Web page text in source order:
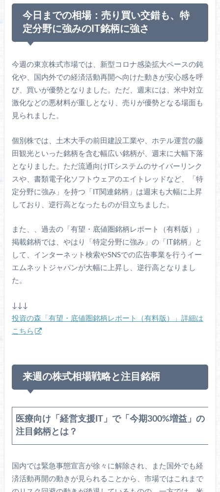
今日までの相場：売り買い交錯も、特
定分野に強みのIT銘柄に強さ
今週の東京株式市場では、新型コロナ感染拡大ペースの鈍
化や、国内外での経済活動再開へ向けた動きが安心感を呼
び、買いが優勢となりました。ただ、週末には、米中対立
激化などの悪材料が重しとなり、売りが優勢となる場面も
見られました。
個別株では、土木大手の前田建設工業や、ホテル運営の藤
田観光といった銘柄を含む幅広い銘柄が、週末に大幅下落
となりました。ただ流通向けITシステムのサイバーリンク
スや、書類電子化ソフトウェアのエイトレッドなど、「特
定分野に強み」を持つ「IT関連銘柄」は週末も大幅に上昇
しており、逆行高となったものが目立ちました。
また、、過去の「有望・底値圏銘柄レポート（有料版）」
掲載銘柄では、やはり「特定分野に強み」の「IT銘柄」と
して、インターネット検索やSNSでの広告事業を行うイー
エムネットジャパンが大幅に上昇し、逆行高となりまし
た。
↓↓↓
投資の森「有望・底値圏銘柄レポート（有料版）」詳細は
こちら
来週の株式相場戦略と注目銘柄
医療向け「経営支援IT」で「今期300%増益」の
注目銘柄とは？
国内では緊急事態宣言が徐々に解除され、また国外でも経
済活動再開の動きが見られることから、市場ではこれまで